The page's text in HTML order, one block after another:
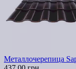
Металлочерепица